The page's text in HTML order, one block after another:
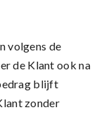
volgens de
de Klant ook na
blijft
zonder